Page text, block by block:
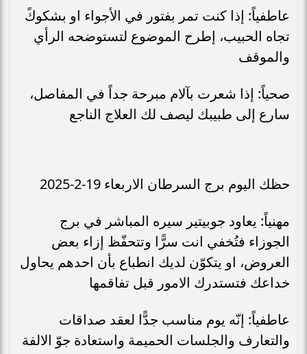
عاطفياً: إذا كنت تمر بفتور في الأجواء او بشكوكً
تجاه الحبيب، إطرح الموضوع لتستوضحه الرأي
والموقف
صحياً: إذا شعرت بآلام مبرحة جداً في المفاصل،
سارع إلى طبيبك ليصف لك العلاج الناجع
حظك اليوم برج السرطان الاربعاء 19-2-2025
مهنياً: يعاود جوبيتير سيره المباشر في برج
الجوزاء فتُخفي انت سرًّا وتتحفّظ إزاء بعض
العروض، او يتكوّن لديك انطباع بأن احدهم يحاول
خداعك فتستدرك الامور قبل تفاقمها
عاطفياً: إنّه يوم مناسب جدًّا لعقد صداقات
والتعارف والجلسات الحميمة واستعادة جوّ الالفة